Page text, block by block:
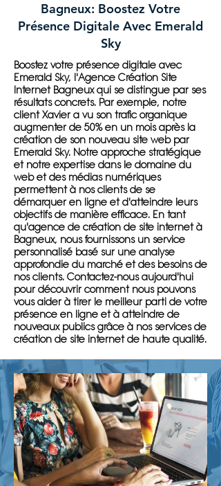
Bagneux: Boostez Votre
Présence Digitale Avec Emerald
Sky
Boostez votre présence digitale avec
Emerald Sky, l'Agence Création Site
Internet Bagneux qui se distingue par ses
résultats concrets. Par exemple, notre
client Xavier a vu son trafic organique
augmenter de 50% en un mois après la
création de son nouveau site web par
Emerald Sky. Notre approche stratégique
et notre expertise dans le domaine du
web et des médias numériques
permettent à nos clients de se
démarquer en ligne et d'atteindre leurs
objectifs de manière efficace. En tant
qu'agence de création de site internet à
Bagneux, nous fournissons un service
personnalisé basé sur une analyse
approfondie du marché et des besoins de
nos clients. Contactez-nous aujourd'hui
pour découvrir comment nous pouvons
vous aider à tirer le meilleur parti de votre
présence en ligne et à atteindre de
nouveaux publics grâce à nos services de
création de site internet de haute qualité.